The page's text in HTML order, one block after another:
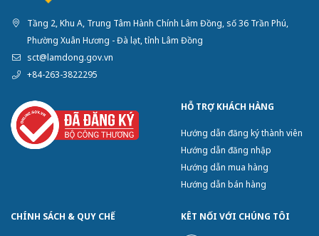
Tầng 2, Khu A, Trung Tâm Hành Chính Lâm Đồng, số 36 Trần Phú,
Phường Xuân Hương - Đà lạt, tỉnh Lâm Đồng
sct@lamdong.gov.vn
+84-263-3822295
HỖ TRỢ KHÁCH HÀNG
Hướng dẫn đăng ký thành viên
Hướng dẫn đăng nhập
Hướng dẫn mua hàng
Hướng dẫn bán hàng
CHÍNH SÁCH & QUY CHẾ KÊT NỐI VỚI CHÚNG TÔI